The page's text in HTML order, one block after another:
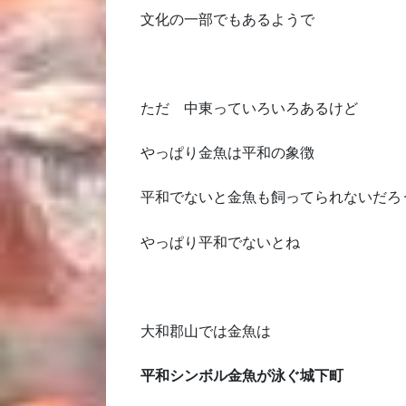
文化の一部でもあるようで
ただ 中東っていろいろあるけど
やっぱり金魚は平和の象徴
平和でないと金魚も飼ってられないだろ
やっぱり平和でないとね
大和郡山では金魚は
平和シンボル金魚が泳ぐ城下町